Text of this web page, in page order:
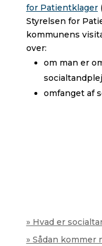
for Patientklager
Styrelsen for
kommunens
over:
om man er
omfanget af
» Hvad er
» Sådan kommer